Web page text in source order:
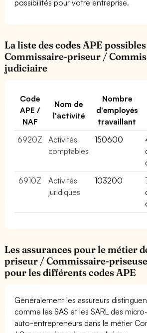
possibilités pour votre entreprise.
La liste des codes APE
Commissaire-priseur /
judiciaire
Code
APE /
NAF
Nom de
l'activité
Nombre
d'employés
travaillant
6920Z
Activités
comptables
150600
6910Z
Activités
juridiques
103200
Les assurances pour le métier
priseur / Commissaire-
pour les différents codes APE
Généralement les assureurs
comme les SAS et les SARL des
auto-entrepreneurs dans le métier